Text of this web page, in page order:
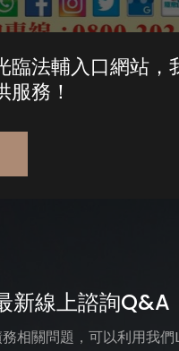
臨法輔入口網站，
服務！
新線上諮詢Q&A
相關問題，可以利用我們